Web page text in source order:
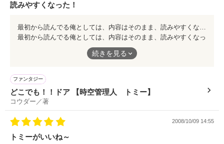
作品を読む
愛してますよおーっ
感想ノートを閉じています。
ご感想などは『よろず窓口』までお願いします。
読みやすくなった！
最初から読んでる俺としては、内容はそのまま、読みやすくなってスラッと行ける感じ！ トミーに興味を持ったら､まずはこの作品を進めたいね！
最初から読んでる俺としては、内容はそのまま、読みやすくなっ
てスラッと行ける感じ！
トミーに興味を持ったら､まずはこの作品を進めたいね！
続きを見る
ファンタジー
どこでも！！ドア 【時空管理人 トミー】
コウダー／著
2008/10/09 14:55
トミーがいいね～